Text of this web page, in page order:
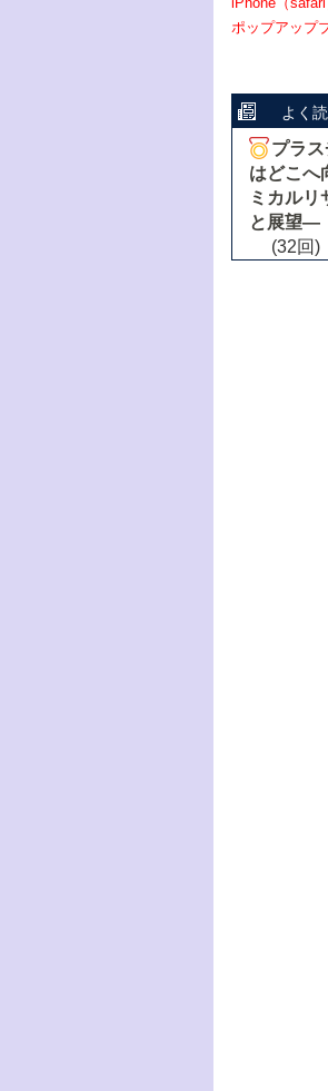
ポップアップ
よく
プラ
はどこ
ミカルリ
と展望―
(32回)